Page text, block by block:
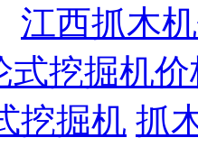
江西抓木
式挖掘机
挖掘机 抓